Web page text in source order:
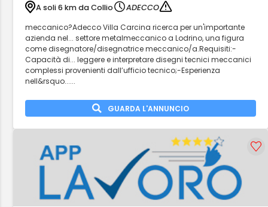
A soli 6 km da Collio
ADECCO
meccanico?Adecco Villa Carcina ricerca per un'importante
azienda nel... settore metalmeccanico a Lodrino, una figura
come disegnatore/disegnatrice meccanico/a.Requisiti:-
Capacità di... leggere e interpretare disegni tecnici meccanici
complessi provenienti dall’ufficio tecnico;-Esperienza
nell&rsquo......
GUARDA L'ANNUNCIO